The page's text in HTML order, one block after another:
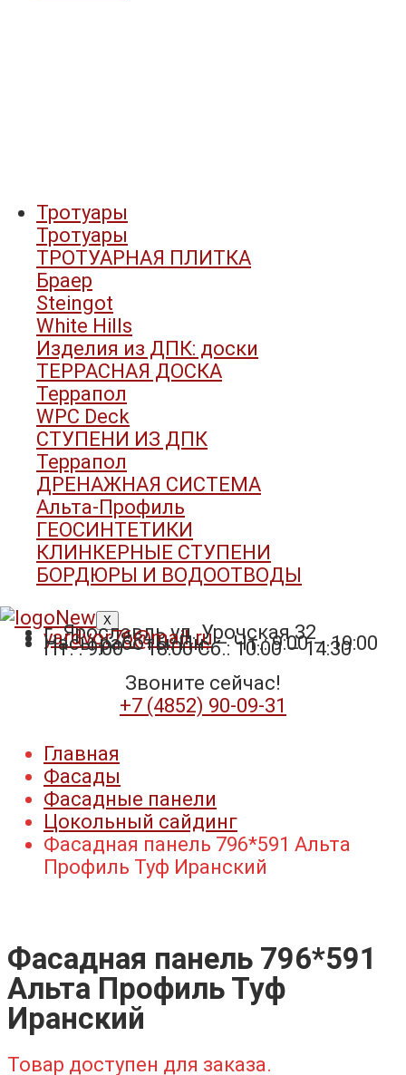
Тротуары
Тротуары
ТРОТУАРНАЯ ПЛИТКА
Браер
Steingot
White Hills
Изделия из ДПК: доски
ТЕРРАСНАЯ ДОСКА
Террапол
WPC Deck
СТУПЕНИ ИЗ ДПК
Террапол
ДРЕНАЖНАЯ СИСТЕМА
Альта-Профиль
ГЕОСИНТЕТИКИ
КЛИНКЕРНЫЕ СТУПЕНИ
БОРДЮРЫ И ВОДООТВОДЫ
X
г. Ярославль ул. Урочская 32
yardvor76@mail.ru
Часы работы: Пн. – Чт.: 9:00 – 19:00
Пт. : 9:00 – 18:00 Сб.: 10:00 – 14:30
Звоните сейчас!
+7 (4852) 90-09-31​
Главная
Фасады
Фасадные панели
Цокольный сайдинг
Фасадная панель 796*591 Альта
Профиль Туф Иранский
Фасадная панель 796*591
Альта Профиль Туф
Иранский
Товар доступен для заказа.